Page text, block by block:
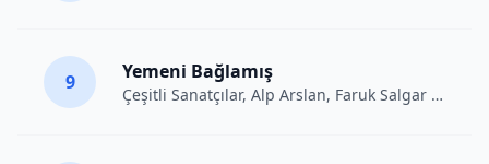
9 Yemeni Bağlamış
Çeşitli Sanatçılar, Alp Arslan, Faruk Salgar • 2012